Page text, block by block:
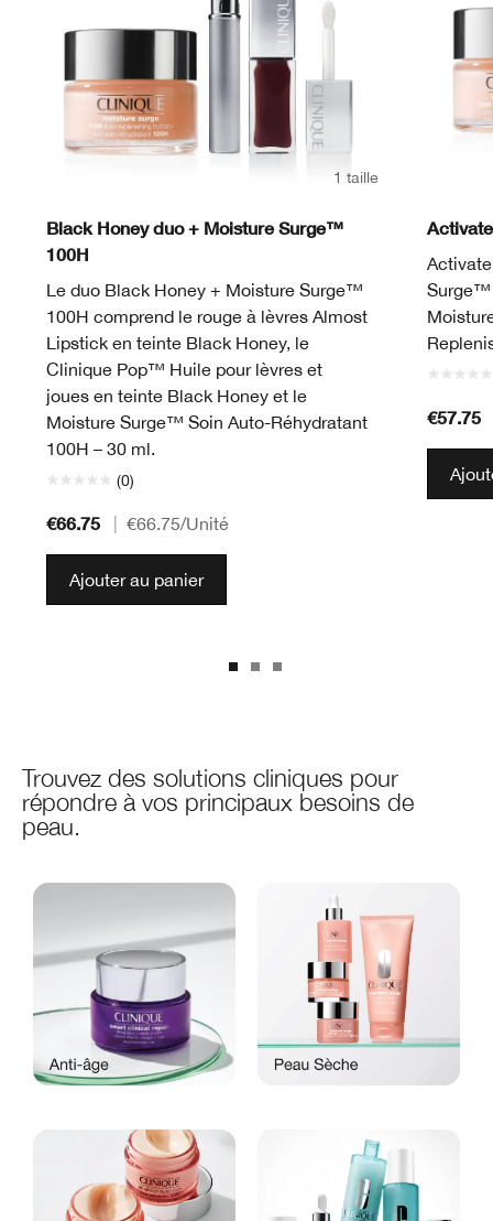
1 taille
Black Honey duo + Moisture Surge™
100H
Le duo Black Honey + Moisture Surge™
100H comprend le rouge à lèvres Almost
Lipstick en teinte Black Honey, le
Clinique Pop™ Huile pour lèvres et
joues en teinte Black Honey et le
Moisture Surge™ Soin Auto-Réhydratant
100H – 30 ml.
(0)
€66.75 €66.75/Unité
Ajouter au panier
Surge™
€57.75
Trouvez des solutions cliniques pour
répondre à vos principaux besoins de
peau.